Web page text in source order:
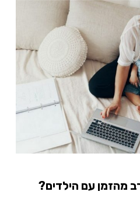
מהזמן עם הילדים?